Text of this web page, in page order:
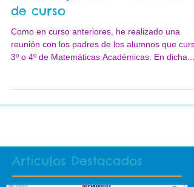
Reunión padres - Comienzo
de curso
Como en curso anteriores, he realizado una
reunión con los padres de los alumnos que
Artículos Destacados